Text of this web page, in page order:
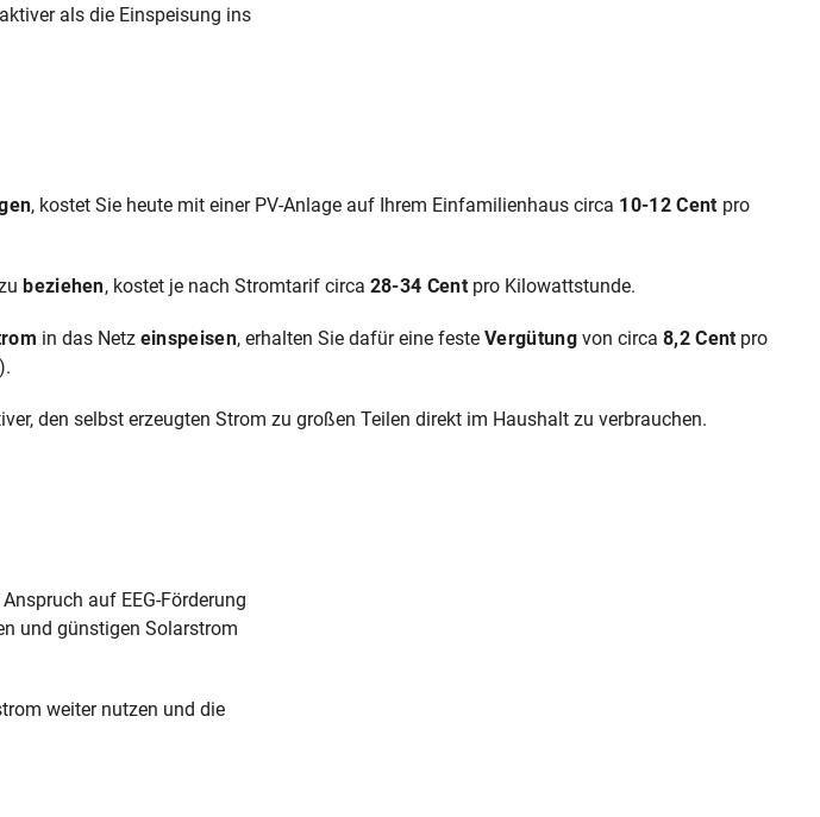
als die Einspeisung ins
, kostet Sie heute mit einer PV‑Anlage auf Ihrem Einfamilienhaus circa 10-12 Cent pro
beziehen, kostet je nach Stromtarif circa 28-34 Cent pro Kilowattstunde.
in das Netz einspeisen, erhalten Sie dafür eine festeVergütungvon circa 8,2 Cent pro
den selbst erzeugten Strom zu großen Teilen direkt im Haushalt zu verbrauchen.
auf EEG-Förderung
und günstigen Solarstrom
weiter nutzen und die